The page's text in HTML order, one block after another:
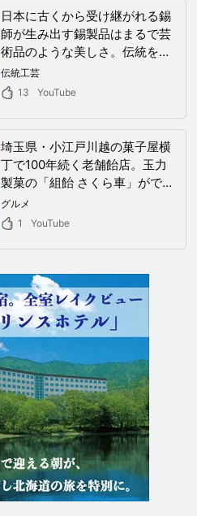
日本に古くから受け継がれる錫
師が生み出す錫製品はまるで芸
術品のような美しさ。伝統を重
んじながらも錫と向き合う一人
の錫師に密着！
伝統工芸
13
YouTube
埼玉県・小江戸川越の菓子屋横
丁で100年続く老舗飴店。玉力
製菓の「組飴 さくら車」ができ
るまで
グルメ
1
YouTube